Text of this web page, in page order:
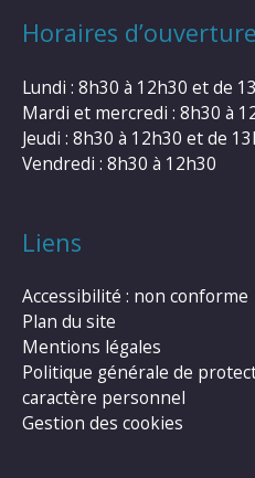
Horaires
Lundi : 8h30 à 12h30 et de
Mardi et mercredi : 8h30 à
Jeudi : 8h30 à 12h30 et de
Vendredi : 8h30 à 12h30
Liens
Accessibilité : non conforme
Plan du site
Mentions légales
Politique générale de
caractère personnel
Gestion des cookies